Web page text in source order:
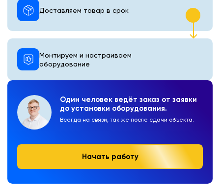
Один человек ведёт заказ от заявки
до установки оборудования.
Всегда на связи, так же после сдачи объекта.
Начать работу
Монтируем и настраиваем
оборудование
Доставляем товар в срок